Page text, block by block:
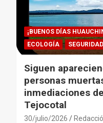
¡BUENOS DÍAS
ECOLOGÍA
SEGURIDAD
Siguen
personas
inmediaciones
Tejocotal
30/julio/2026